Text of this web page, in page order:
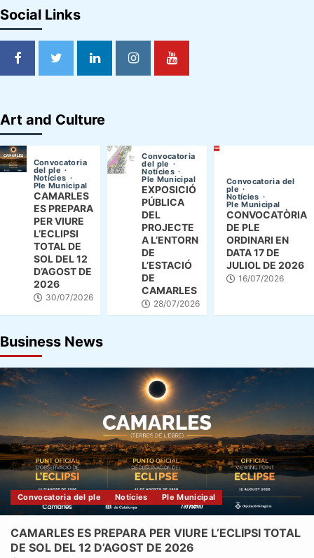
Social Links
Art and Culture
Convocatoria
del ple
Notícies
Ple Municipal
CAMARLES
ES PREPARA
PER VIURE
L’ECLIPSI
TOTAL DE
SOL DEL 12
D’AGOST DE
2026
30/07/2026
Convocatoria
del ple
Notícies
Ple Municipal
EXPOSICIÓ
PÚBLICA
DEL
PROJECTE
A L’ENTORN
DE
L’ESTACIÓ
DE
CAMARLES
28/07/2026
Convocatoria del
ple
Notícies
Ple Municipal
CONVOCATÒRIA
DE PLE
ORDINARI EN
DATA 17 DE
JULIOL DE 2026
16/07/2026
Business News
Convocatoria del ple Notícies Ple Municipal
CAMARLES ES PREPARA PER VIURE L’ECLIPSI TOTAL
DE SOL DEL 12 D’AGOST DE 2026